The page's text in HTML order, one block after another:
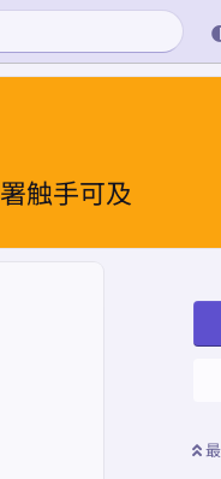
触手可及